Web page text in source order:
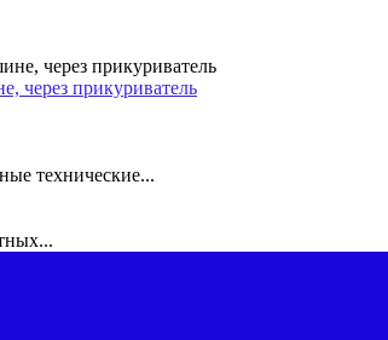
через прикуриватель
технические...